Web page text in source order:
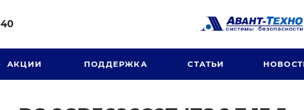
40
АКЦИИ ПОДДЕРЖКА СТАТЬИ